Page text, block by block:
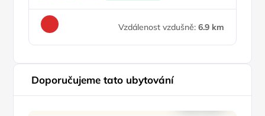
Vzdálenost vzdušně: 6.9 km
Doporučujeme tato ubytování